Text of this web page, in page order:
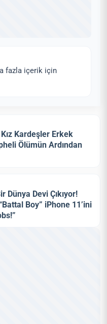
fazla içerik için
Kız Kardeşler Erkek
Ölümün Ardından
Dünya Devi Çıkıyor!
Boy” iPhone 11’ini